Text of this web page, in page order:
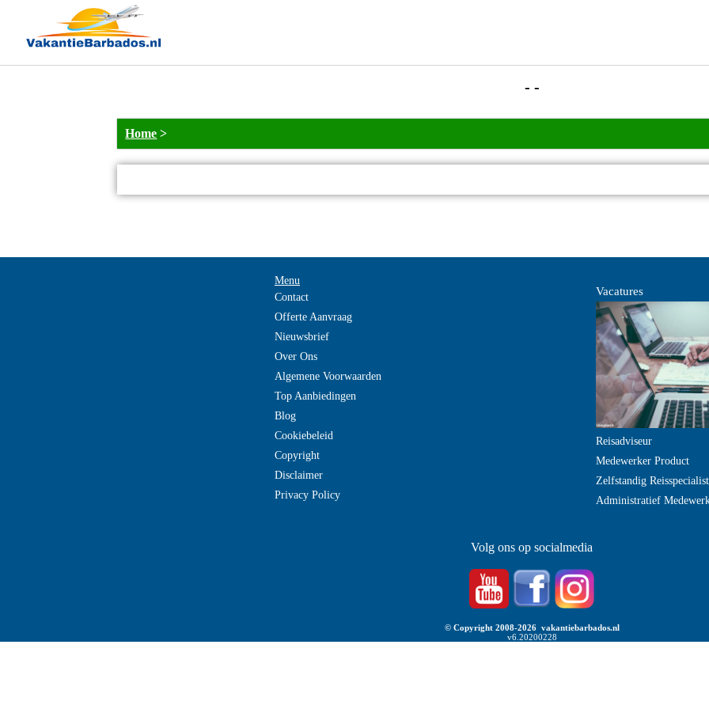
- -
Home >
Menu
Contact
Offerte Aanvraag
Nieuwsbrief
Over Ons
Algemene Voorwaarden
Top Aanbiedingen
Blog
Cookiebeleid
Copyright
Disclaimer
Privacy Policy
Vacatures
Reisadviseur
Medewerker Product
Zelfstandig Reisspecialist
Administratief
Volg ons op socialmedia
© Copyright 2008-2026 vakantiebarbados.nl
v6.20200228